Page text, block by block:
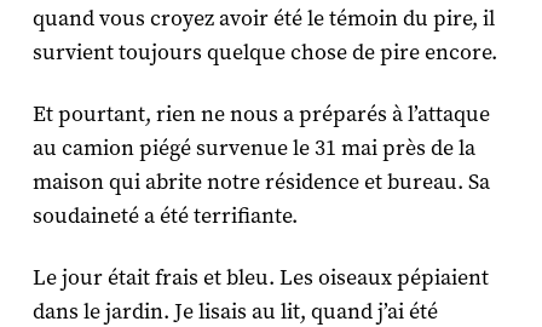
quand vous croyez avoir été le témoin du pire, il
survient toujours quelque chose de pire encore.
Et pourtant, rien ne nous a préparés à l’attaque
au camion piégé survenue le 31 mai près de la
maison qui abrite notre résidence et bureau. Sa
soudaineté a été terrifiante.
Le jour était frais et bleu. Les oiseaux pépiaient
dans le jardin. Je lisais au lit, quand j’ai été